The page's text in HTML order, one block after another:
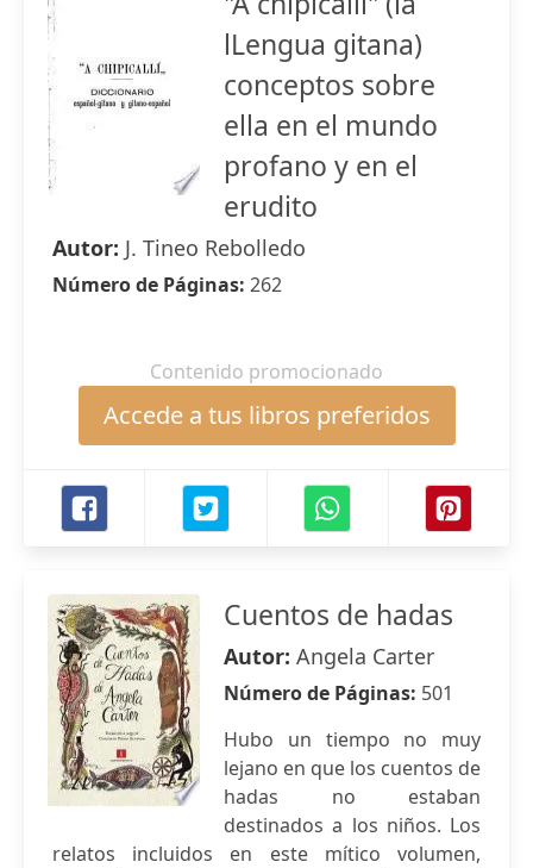
lLengua gitana)
conceptos sobre
ella en el mundo
profano y en el
erudito
Autor: J. Tineo Rebolledo
Número de Páginas: 262
Contenido promocionado
Accede a tus libros preferidos
Cuentos de hadas
Autor: Angela Carter
Número de Páginas: 501
Hubo un tiempo no muy
lejano en que los cuentos de
hadas no estaban
destinados a los niños. Los
relatos incluidos en este mítico volumen,